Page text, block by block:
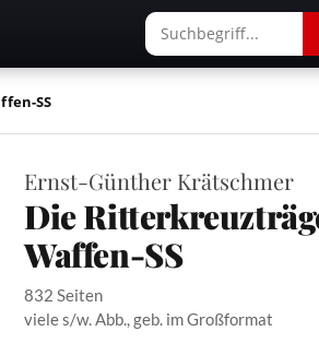
SS
Ernst-Günther Krätschmer
Die
Waffen-SS
832 Seiten
viele s/w. Abb., geb. im Großformat